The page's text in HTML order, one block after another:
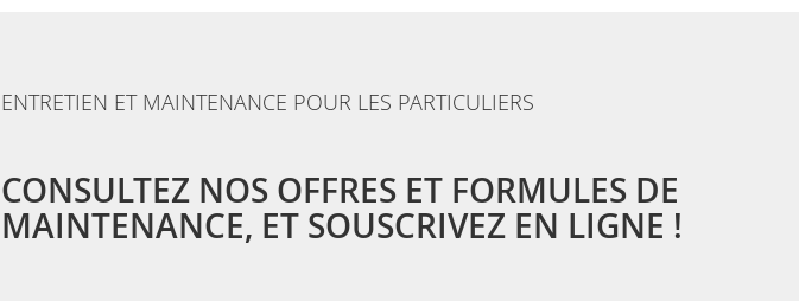
ENTRETIEN ET MAINTENANCE POUR LES PARTICULIERS
CONSULTEZ NOS OFFRES ET FORMULES DE
MAINTENANCE, ET SOUSCRIVEZ EN LIGNE !